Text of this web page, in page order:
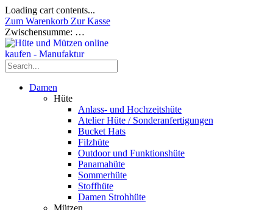
Loading cart contents...
Zum Warenkorb Zur Kasse
Zwischensumme: …
Damen
Hüte
Anlass- und Hochzeitshüte
Atelier Hüte / Sonderanfertigungen
Bucket Hats
Filzhüte
Outdoor und Funktionshüte
Panamahüte
Sommerhüte
Stoffhüte
Damen Strohhüte
Mützen